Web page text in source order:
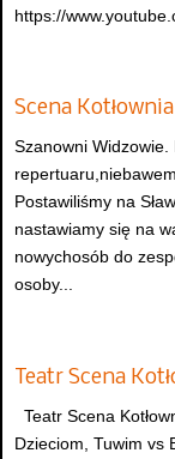
https://
Scena
Szanowni
Postawiliśmy na
nastawiamy się na
nowychosób do
osoby...
Teatr Scena
Teatr Scena
Dzieciom, Tuwim vs